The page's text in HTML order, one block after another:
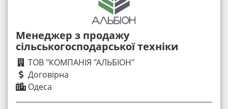
Менеджер з продажу
сільськогосподарської техніки
ТОВ "КОМПАНІЯ "АЛЬБІОН"
Договірна
Одеса